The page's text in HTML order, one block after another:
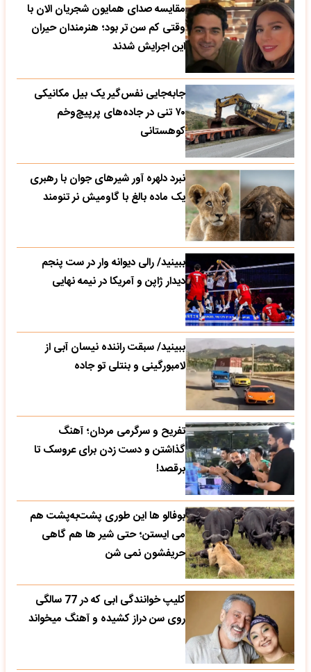
مقایسه صدای همایون شجریان الان با
وقتی کم سن تر بود؛ هنرمندان حیران
این اجرایش شدند
جابه‌جایی نفس‌گیر یک بیل مکانیکی
۷۰ تنی در جاده‌های پرپیچ‌وخم
کوهستانی
نبرد دلهره آور شیرهای جوان با رهبری
یک ماده بالغ با گاومیش نر تنومند
ببینید/ رالی دیوانه وار در ست پنجم
دیدار ژاپن و آمریکا در نیمه نهایی
ببینید/ سبقت راننده نیسان آبی از
لامبورگینی و بنتلی تو جاده
تفریح و سرگرمی مردان؛ آهنگ
گذاشتن و دست زدن برای عروسک تا
برقصد!
بوفالو ها این‌ طوری پشت‌به‌پشت هم
می‌ ایستن؛ حتی شیر ها هم گاهی
حریفشون نمی‌ شن
کلیپ خوانندگی ابی که در 77 سالگی
روی سن دراز کشیده و آهنگ میخواند